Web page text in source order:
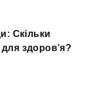
Скільки
здоров’я?